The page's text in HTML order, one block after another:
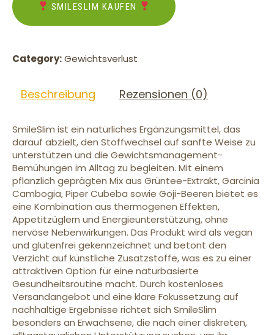
SMILESLIM KAUFEN
Category:Gewichtsverlust
Beschreibung Rezensionen (0)
SmileSlim ist ein natürliches Ergänzungsmittel, das
darauf abzielt, den Stoffwechsel auf sanfte Weise zu
unterstützen und die Gewichtsmanagement-
Bemühungen im Alltag zu begleiten. Mit einem
pflanzlich geprägten Mix aus Grüntee-Extrakt, Garcinia
Cambogia, Piper Cubeba sowie Goji-Beeren bietet es
eine Kombination aus thermogenen Effekten,
Appetitzüglern und Energieunterstützung, ohne
nervöse Nebenwirkungen. Das Produkt wird als vegan
und glutenfrei gekennzeichnet und betont den
Verzicht auf künstliche Zusatzstoffe, was es zu einer
attraktiven Option für eine naturbasierte
Gesundheitsroutine macht. Durch kostenloses
Versandangebot und eine klare Fokussetzung auf
nachhaltige Ergebnisse richtet sich SmileSlim
besonders an Erwachsene, die nach einer diskreten,